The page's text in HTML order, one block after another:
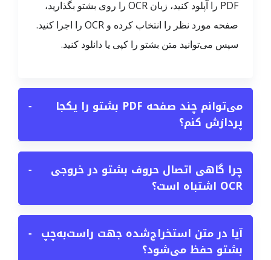
PDF را آپلود کنید، زبان OCR را روی بشتو بگذارید،
صفحه مورد نظر را انتخاب کرده و OCR را اجرا کنید.
سپس می‌توانید متن بشتو را کپی یا دانلود کنید.
می‌توانم چند صفحه PDF بشتو را یکجا
پردازش کنم؟
−
چرا گاهی اتصال حروف بشتو در خروجی
OCR اشتباه است؟
−
آیا در متن استخراج‌شده جهت راست‌به‌چپ
بشتو حفظ می‌شود؟
−